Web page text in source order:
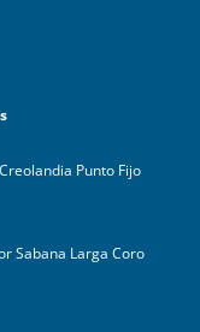
Punto Fijo
Sabana Larga Coro